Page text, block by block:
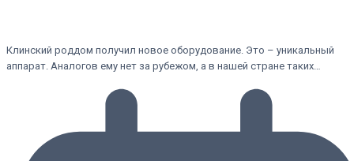
Клинский роддом получил новое оборудование. Это – уникальный
аппарат. Аналогов ему нет за рубежом, а в нашей стране таких…